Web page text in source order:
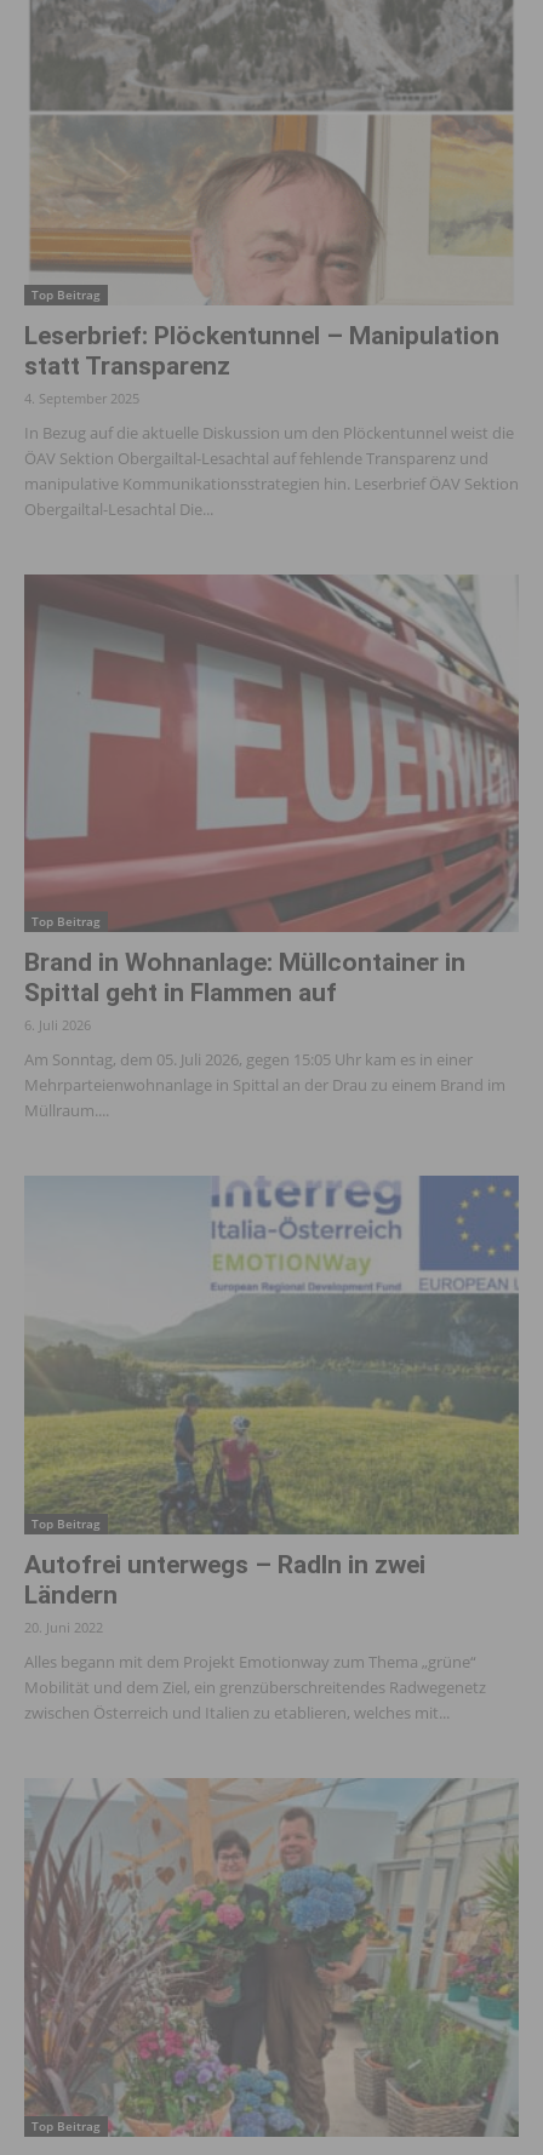
Top Beitrag
Leserbrief: Plöckentunnel – Manipulation
statt Transparenz
4. September 2025
In Bezug auf die aktuelle Diskussion um den Plöckentunnel weist die
ÖAV Sektion Obergailtal-Lesachtal auf fehlende Transparenz und
manipulative Kommunikationsstrategien hin. Leserbrief ÖAV Sektion
Obergailtal-Lesachtal Die...
Top Beitrag
Brand in Wohnanlage: Müllcontainer in
Spittal geht in Flammen auf
6. Juli 2026
Am Sonntag, dem 05. Juli 2026, gegen 15:05 Uhr kam es in einer
Mehrparteienwohnanlage in Spittal an der Drau zu einem Brand im
Müllraum....
Top Beitrag
Autofrei unterwegs – Radln in zwei
Ländern
20. Juni 2022
Alles begann mit dem Projekt Emotionway zum Thema „grüne“
Mobilität und dem Ziel, ein grenzüberschreitendes Radwegenetz
zwischen Österreich und Italien zu etablieren, welches mit...
Top Beitrag